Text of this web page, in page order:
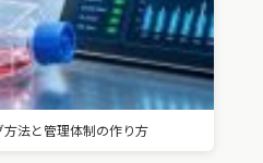
法と管理体制の作り方